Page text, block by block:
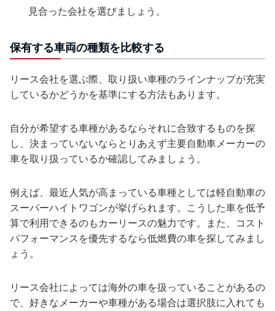
見合った会社を選びましょう。
保有する車両の種類を比較する
リース会社を選ぶ際、取り扱い車種のラインナップが充実
しているかどうかを基準にする方法もあります。
自分が希望する車種があるならそれに合致するものを探
し、決まっていないならとりあえず主要自動車メーカーの
車を取り扱っているか確認してみましょう。
例えば、最近人気が高まっている車種としては軽自動車の
スーパーハイトワゴンが挙げられます。こうした車を低予
算で利用できるのもカーリースの魅力です。また、コスト
パフォーマンスを優先するなら低燃費の車を探してみまし
ょう。
リース会社によっては海外の車を扱っていることがあるの
で、好きなメーカーや車種がある場合は選択肢に入れても